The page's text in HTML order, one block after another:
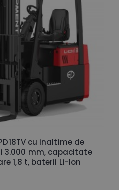
cu inaltime de
3.000 mm, capacitate
1,8 t, baterii Li-Ion